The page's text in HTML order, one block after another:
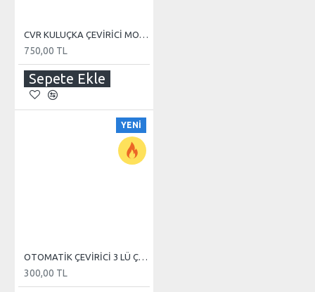
CVR KULUÇKA ÇEVİRİCİ MOTORU
750,00 TL
Sepete Ekle
YENI
OTOMATİK ÇEVİRİCİ 3 LÜ ÇOKLAYICI GÜÇ KABLOSU
300,00 TL